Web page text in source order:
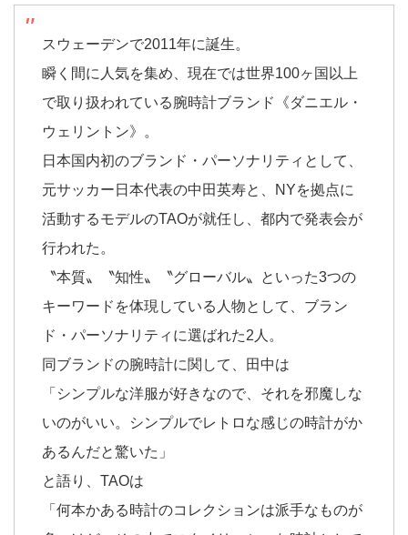
スウェーデンで2011年に誕生。
瞬く間に人気を集め、現在では世界100ヶ国以上
で取り扱われている腕時計ブランド《ダニエル・
ウェリントン》。
日本国内初のブランド・パーソナリティとして、
元サッカー日本代表の中田英寿と、NYを拠点に
活動するモデルのTAOが就任し、都内で発表会が
行われた。
〝本質〟〝知性〟〝グローバル〟といった3つの
キーワードを体現している人物として、ブラン
ド・パーソナリティに選ばれた2人。
同ブランドの腕時計に関して、田中は
「シンプルな洋服が好きなので、それを邪魔しな
いのがいい。シンプルでレトロな感じの時計がか
あるんだと驚いた」
と語り、TAOは
「何本かある時計のコレクションは派手なものが